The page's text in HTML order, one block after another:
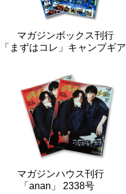
マガジンボックス刊行
「まずはコレ」キャンプギア
マガジンハウス刊行
「anan」 2338号